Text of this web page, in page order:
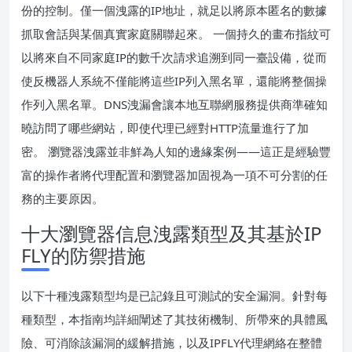
份的控制。僅一個洩露的IP地址，就足以將原本匿名的數據
抓取會話與某個真實家庭關聯起來。 一個持久的畫布指紋可
以將來自不同家庭IP的數千次請求追溯到同一臺設備，從而
使反機器人系統不僅能將這些IP列入黑名單，還能將整個操
作列入黑名單。DNS洩漏會讓本地互聯網服務提供商準確知
曉訪問了哪些網站，即使代理已經對HTTP流量進行了加
密。 瀏覽器洩露並非鮮為人知的邊緣案例——這正是經驗豐
富的操作者將代理配置和瀏覽器加固視為一項不可分割的任
務的主要原因。
十大瀏覽器信息洩露類型及其基於IP
FLY的防禦措施
以下十種洩露類型均是已記錄且可測試的安全漏洞。針對每
種類型，本指南均詳細闡述了其技術機制、所帶來的具體風
險、可消除該漏洞的緩解措施，以及IPFLY代理網絡在整體